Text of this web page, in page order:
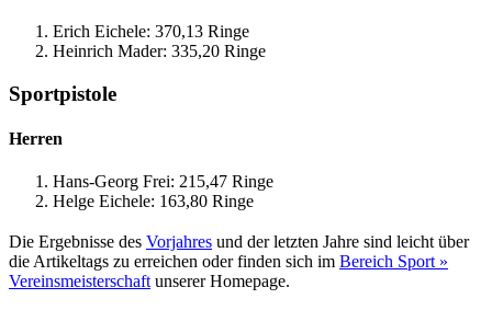
Erich Eichele: 370,13 Ringe
Heinrich Mader: 335,20 Ringe
Sportpistole
Herren
Hans-Georg Frei: 215,47 Ringe
Helge Eichele: 163,80 Ringe
Die Ergebnisse des Vorjahres und der letzten Jahre sind leicht über
die Artikeltags zu erreichen oder finden sich im Bereich Sport »
Vereinsmeisterschaft unserer Homepage.